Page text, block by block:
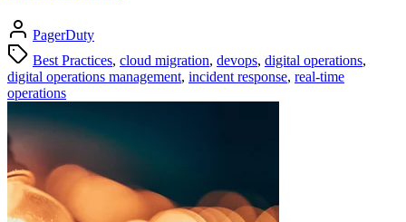
PagerDuty
Best Practices, cloud migration, devops, digital operations,
digital operations management, incident response, real-time
operations